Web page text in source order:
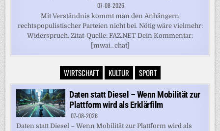
07-08-2026
Mit Verständnis kommt man den Anhängern
rechtspopulistischer Parteien nicht bei. Nötig wäre vielmehr:
Widerspruch. Zitat-Quelle: FAZ.NET Dein Kommentar:
[mwai_chat]
WIRTSCHAFT KULTUR SPORT
Daten statt Diesel – Wenn Mobilität zur
Plattform wird als Erklärfilm
07-08-2026
Daten statt Diesel – Wenn Mobilität zur Plattform wird als